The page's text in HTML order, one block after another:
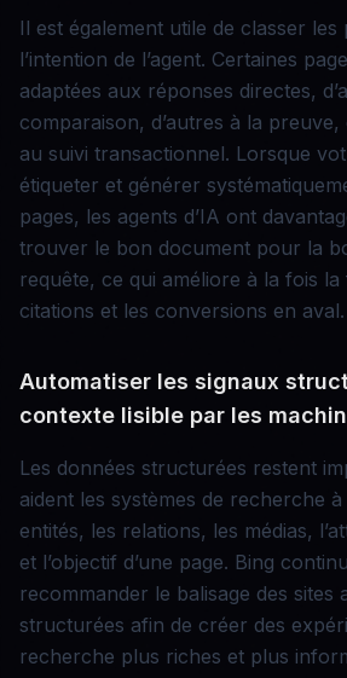
Il est également utile de classer les
l’intention de l’agent. Certaines
adaptées aux réponses directes,
comparaison, d’autres à la preuve,
au suivi transactionnel. Lorsque
étiqueter et générer
pages, les agents d’IA ont
trouver le bon document pour la
requête, ce qui améliore à la fois
citations et les conversions en aval.
Automatiser les signaux
contexte lisible par les
Les données structurées restent
aident les systèmes de recherche
entités, les relations, les médias,
et l’objectif d’une page. Bing
recommander le balisage des sites
structurées afin de créer des
recherche plus riches et plus